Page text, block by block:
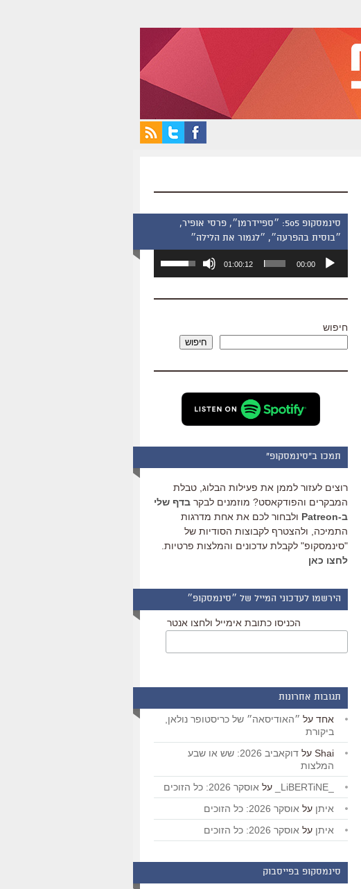
סינמסקופ 505: ״ספיידרמן״, פרסי אופיר,
״בוסית בהפרעה״, ״לגמור את הלילה״
אודיו
00:00
01:00:12
השתמש
כדי
שמע.
חיפוש
חיפוש
תמכו ב"סינמסקופ"
רוצים לעזור לממן את פעילות הבלוג, טבלת
המבקרים והפודקאסט? מוזמנים לבקר בדף שלי
ב-Patreon
ולבחור לכם את אחת מדרגות
התמיכה, ולהצטרף לקבוצות הסודיות של
"סינמסקופ" לקבלת עדכונים והמלצות פרטיות.
לחצו כאן
הירשמו לעדכוני המייל של ״סינמסקופ״
הכניסו כתובת אימייל ולחצו אנטר
תגובות אחרונות
אחד על ״האודיסאה״ של כריסטופר נולאן,
ביקורת
Shai על
דוקאביב 2026: שש או שבע
המלצות
על אוסקר 2026: כל הזוכים
איתן על אוסקר 2026: כל הזוכים
איתן על אוסקר 2026: כל הזוכים
סינמסקופ בפייסבוק